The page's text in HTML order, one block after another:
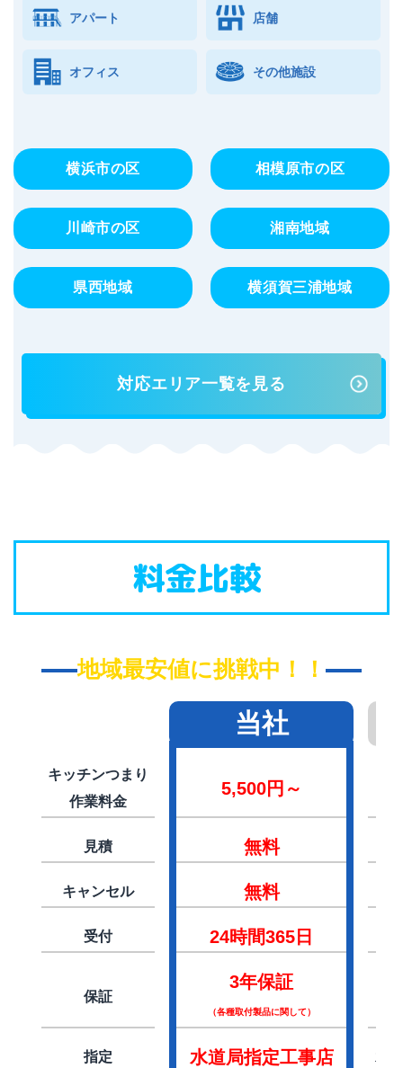
アパート 店舗
オフィス その他施設
横浜市の区 相模原市の区
川崎市の区 湘南地域
県西地域 横須賀三浦地域
対応エリア一覧を見る
料金比較
地域最安値に挑戦中！！
当社
キッチンつまり
作業料金
5,500円～
見積 無料
キャンセル 無料
受付 24時間365日
保証
3年保証
（各種取付製品に関して）
指定 水道局指定工事店